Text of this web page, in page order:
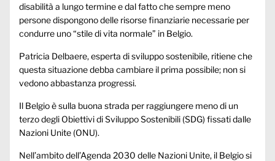
disabilità a lungo termine e dal fatto che sempre meno
persone dispongono delle risorse finanziarie necessarie per
condurre uno “stile di vita normale” in Belgio.
Patricia Delbaere, esperta di sviluppo sostenibile, ritiene che
questa situazione debba cambiare il prima possibile; non si
vedono abbastanza progressi.
Il Belgio è sulla buona strada per raggiungere meno di un
terzo degli Obiettivi di Sviluppo Sostenibili (SDG) fissati dalle
Nazioni Unite (ONU).
Nell’ambito dell’Agenda 2030 delle Nazioni Unite, il Belgio si